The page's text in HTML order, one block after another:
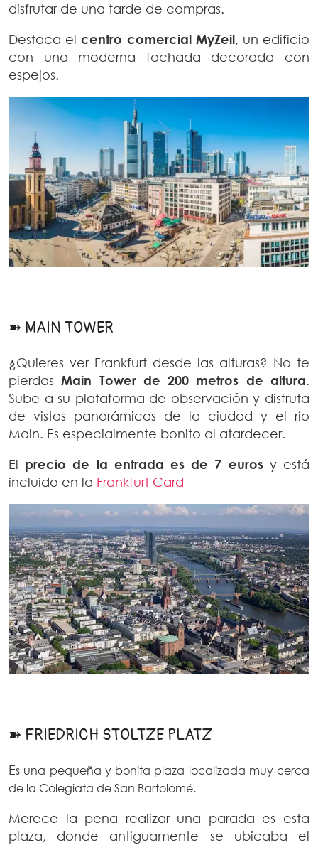
disfrutar de una tarde de compras.
Destaca elcentro comercial MyZeil, un edificio
con una moderna fachada decorada con
espejos.
➽ MAIN TOWER
¿Quieres ver Frankfurt desde las alturas? No te
pierdasMain Tower de 200 metros de altura.
Sube a su plataforma de observación y disfruta
de vistas panorámicas de la ciudad y el río
Main. Es especialmente bonito al atardecer.
El precio de la entrada es de 7 eurosy está
incluido en la Frankfurt Card
➽ FRIEDRICH STOLTZE PLATZ
Es una pequeña y bonita plaza localizada muy cerca
de la Colegiata de San Bartolomé.
Merece la pena realizar una parada es esta
plaza, donde antiguamente se ubicaba el